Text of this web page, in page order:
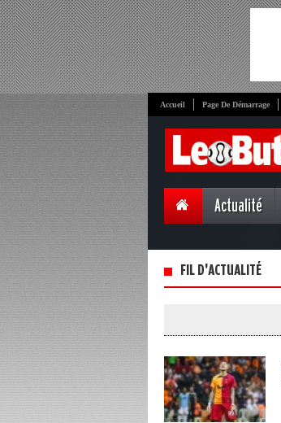
Accueil Page De Démarrage
Actualité
FIL D'ACTUALITÉ